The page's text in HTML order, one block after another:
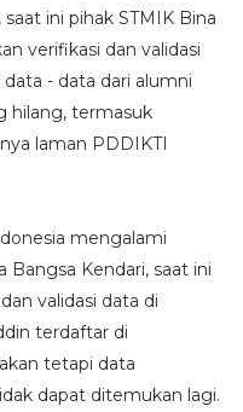
ini pihak STMIK Bina
verifikasi dan validasi
- data dari alumni
hilang, termasuk
laman PDDIKTI
mengalami
Kendari, saat ini
validasi data di
terdaftar di
tetapi data
dapat ditemukan lagi.